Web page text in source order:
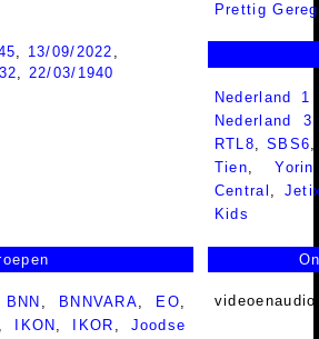
Prettig
, 13/09/2022 ,
, 22/03/1940
Nederland
Nederland
RTL8 ,SBS6
Tien ,Yorin
Central
Kids
BNN , BNNVARA, EO,
, IKON , IKOR , Joodse